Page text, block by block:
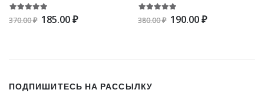
370.00 ₽ 185.00 ₽ 380.00 ₽ 190.00 ₽
ПОДПИШИТЕСЬ НА РАССЫЛКУ